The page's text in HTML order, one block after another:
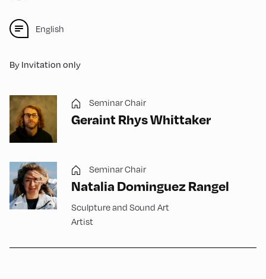
English
By Invitation only
Seminar Chair
Geraint Rhys Whittaker
Seminar Chair
Natalia Dominguez Rangel
Sculpture and Sound Art
Artist